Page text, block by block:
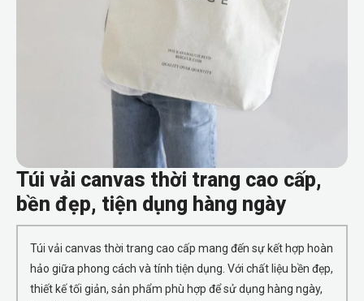
Túi vải canvas thời trang cao cấp,
bền đẹp, tiện dụng hàng ngày
Túi vải canvas thời trang cao cấp mang đến sự kết hợp hoàn
hảo giữa phong cách và tính tiện dụng. Với chất liệu bền đẹp,
thiết kế tối giản, sản phẩm phù hợp để sử dụng hàng ngày,